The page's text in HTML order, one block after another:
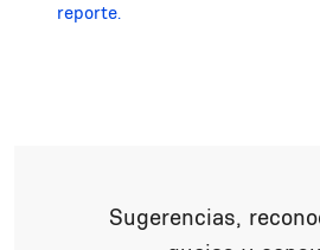
reporte.
Sugerencias,